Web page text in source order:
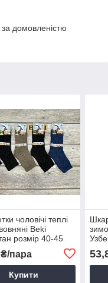
домовленістю
чоловічі теплі
Beki
розмір 40-45
пара
Купити